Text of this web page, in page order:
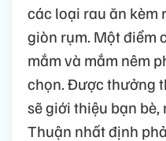
các loại rau ăn kèm
giòn rụm. Một điểm
mắm và mắm nêm
chọn. Được thưởng
sẽ giới thiệu bạn
Thuận nhất định